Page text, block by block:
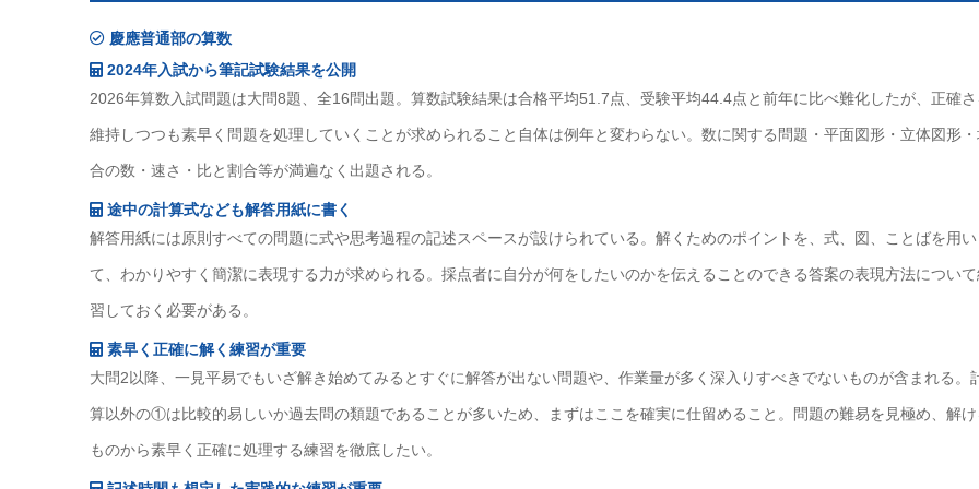
慶應普通部の算数
2024年入試から筆記試験結果を公開
2026年算数入試問題は大問8題、全16問出題。算数試験結果は合格平均51.7点、受験平均44.4点と前年に比べ難化したが、正確さ
維持しつつも素早く問題を処理していくことが求められること自体は例年と変わらない。数に関する問題・平面図形・立体図形
合の数・速さ・比と割合等が満遍なく出題される。
途中の計算式なども解答用紙に書く
解答用紙には原則すべての問題に式や思考過程の記述スペースが設けられている。解くためのポイントを、式、図、ことばを用い
て、わかりやすく簡潔に表現する力が求められる。採点者に自分が何をしたいのかを伝えることのできる答案の表現方法について
習しておく必要がある。
素早く正確に解く練習が重要
大問2以降、一見平易でもいざ解き始めてみるとすぐに解答が出ない問題や、作業量が多く深入りすべきでないものが含まれる。
算以外の①は比較的易しいか過去問の類題であることが多いため、まずはここを確実に仕留めること。問題の難易を見極め、解け
ものから素早く正確に処理する練習を徹底したい。